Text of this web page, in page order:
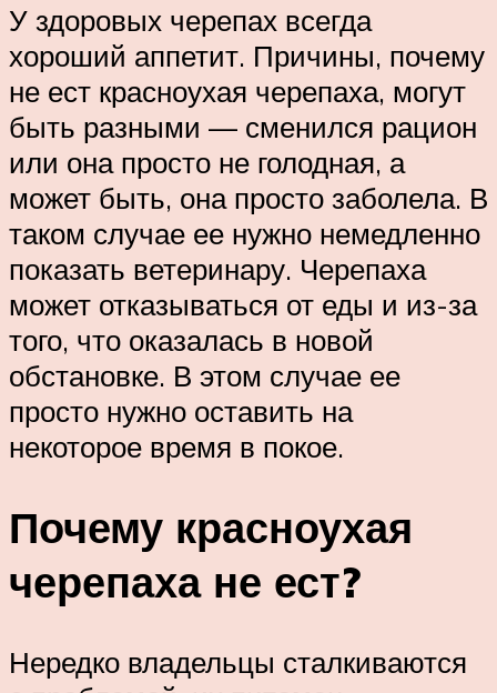
У здоровых черепах всегда
хороший аппетит. Причины, почему
не ест красноухая черепаха, могут
быть разными — сменился рацион
или она просто не голодная, а
может быть, она просто заболела. В
таком случае ее нужно немедленно
показать ветеринару. Черепаха
может отказываться от еды и из-за
того, что оказалась в новой
обстановке. В этом случае ее
просто нужно оставить на
некоторое время в покое.
Почему красноухая
черепаха не ест?
Нередко владельцы сталкиваются